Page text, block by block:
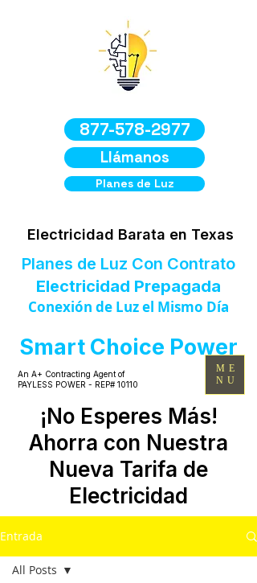
877-578-2977
Smart Choice Power
¡No Esperes Más!
Ahorra con Nuestra
Nueva Tarifa de
Electricidad
Electricidad Barata en Texas
An A+ Contracting Agent of
PAYLESS POWER - REP# 10110
Llámanos
Planes de Luz
Planes de Luz Con Contrato
Electricidad Prepagada
Conexión de Luz el Mismo Día
ME
NU
Entrada
All Posts